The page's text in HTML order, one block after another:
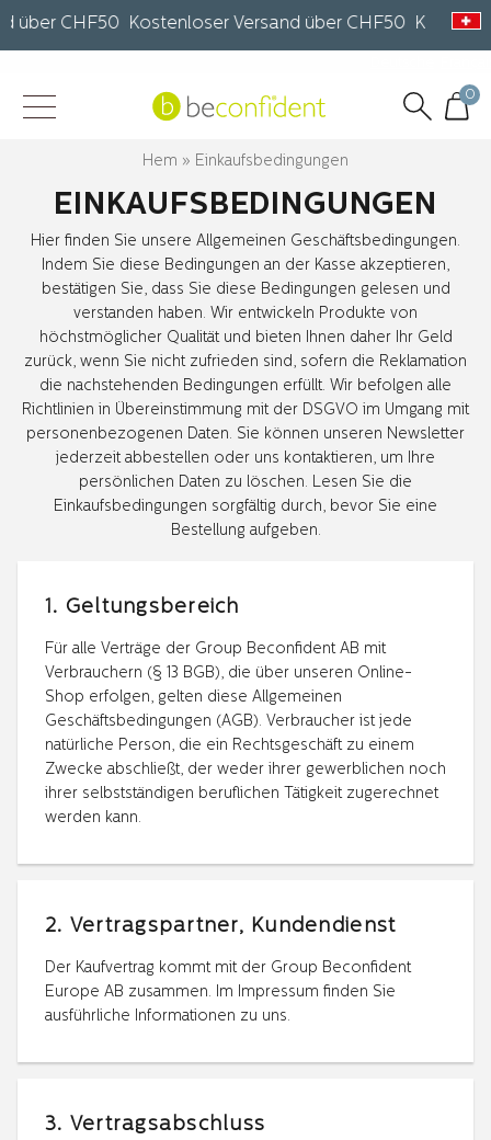
CHF50 Kostenloser Versand über CHF50
0
Hem » Einkaufsbedingungen
EINKAUFSBEDINGUNGEN
Hier finden Sie unsere Allgemeinen Geschäftsbedingungen.
Indem Sie diese Bedingungen an der Kasse akzeptieren,
bestätigen Sie, dass Sie diese Bedingungen gelesen und
verstanden haben. Wir entwickeln Produkte von
höchstmöglicher Qualität und bieten Ihnen daher Ihr Geld
zurück, wenn Sie nicht zufrieden sind, sofern die Reklamation
die nachstehenden Bedingungen erfüllt. Wir befolgen alle
Richtlinien in Übereinstimmung mit der DSGVO im Umgang mit
personenbezogenen Daten. Sie können unseren Newsletter
jederzeit abbestellen oder uns kontaktieren, um Ihre
persönlichen Daten zu löschen. Lesen Sie die
Einkaufsbedingungen sorgfältig durch, bevor Sie eine
Bestellung aufgeben.
1. Geltungsbereich
Für alle Verträge der Group Beconfident AB mit
Verbrauchern (§ 13 BGB), die über unseren Online-
Shop erfolgen, gelten diese Allgemeinen
Geschäftsbedingungen (AGB). Verbraucher ist jede
natürliche Person, die ein Rechtsgeschäft zu einem
Zwecke abschließt, der weder ihrer gewerblichen noch
ihrer selbstständigen beruflichen Tätigkeit zugerechnet
werden kann.
2. Vertragspartner, Kundendienst
Der Kaufvertrag kommt mit der Group Beconfident
Europe AB zusammen. Im Impressum finden Sie
ausführliche Informationen zu uns.
3. Vertragsabschluss